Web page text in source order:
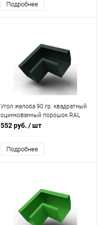
Подробнее
Угол желоба 90 гр. квадратный
оцинкованный порошок RAL
6012
552 руб. / шт
Подробнее